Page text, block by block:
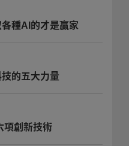
種AI的才是贏家
的五大力量
項創新技術